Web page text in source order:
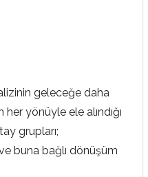
geleceğe daha
yönüyle ele alındığı
grupları;
buna bağlı dönüşüm